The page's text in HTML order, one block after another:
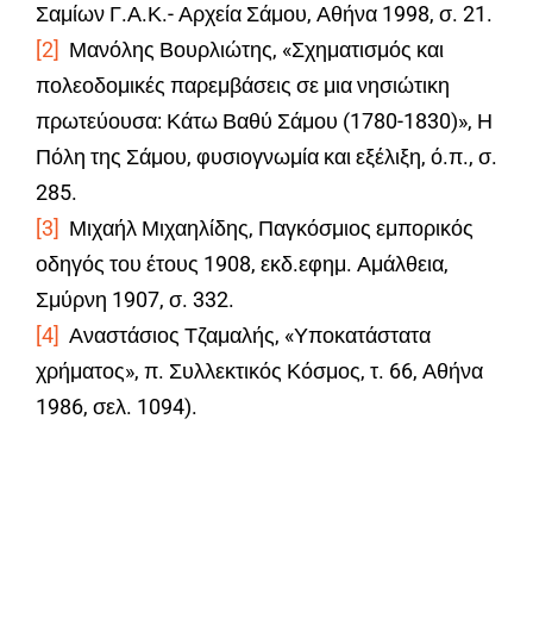
Σαμίων Γ.Α.Κ.- Αρχεία Σάμου, Αθήνα 1998, σ. 21.
[2] Μανόλης Βουρλιώτης, «Σχηματισμός και
πολεοδομικές παρεμβάσεις σε μια νησιώτικη
πρωτεύουσα: Κάτω Βαθύ Σάμου (1780-1830)», Η
Πόλη της Σάμου, φυσιογνωμία και εξέλιξη, ό.π., σ.
285.
[3] Μιχαήλ Μιχαηλίδης, Παγκόσμιος εμπορικός
οδηγός του έτους 1908, εκδ.εφημ. Αμάλθεια,
Σμύρνη 1907, σ. 332.
[4] Αναστάσιος Τζαμαλής, «Υποκατάστατα
χρήματος», π. Συλλεκτικός Κόσμος, τ. 66, Αθήνα
1986, σελ. 1094).